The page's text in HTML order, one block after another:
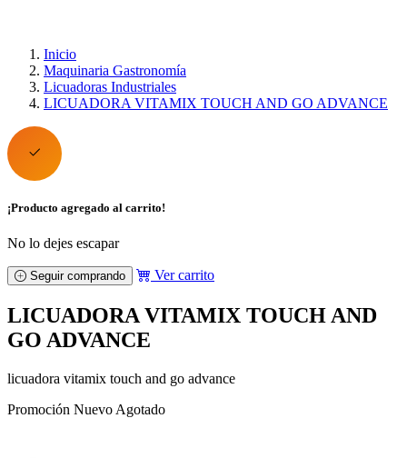
Inicio
Maquinaria Gastronomía
Licuadoras Industriales
LICUADORA VITAMIX TOUCH AND GO ADVANCE
¡Producto agregado al carrito!
No lo dejes escapar
Seguir comprando Ver carrito
LICUADORA VITAMIX TOUCH AND
GO ADVANCE
licuadora vitamix touch and go advance
Promoción Nuevo Agotado